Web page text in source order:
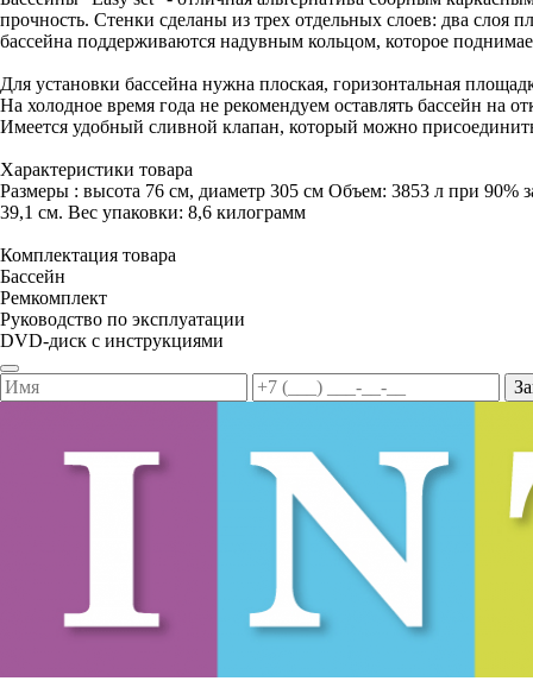
прочность. Стенки сделаны из трех отдельных слоев: два
бассейна поддерживаются надувным кольцом, которое
Для установки бассейна нужна плоская, горизонтальная
На холодное время года не рекомендуем оставлять бассейн на
Имеется удобный сливной клапан, который можно
Характеристики товара
Размеры : высота 76 см, диаметр 305 см Объем: 3853 л при 90%
39,1 см. Вес упаковки: 8,6 килограмм
Комплектация товара
Бассейн
Ремкомплект
Руководство по эксплуатации
DVD-диск с инструкциями